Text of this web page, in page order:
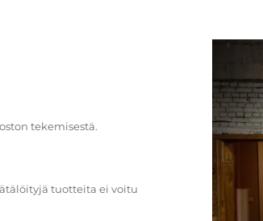
tekemisestä.
tuotteita ei voitu